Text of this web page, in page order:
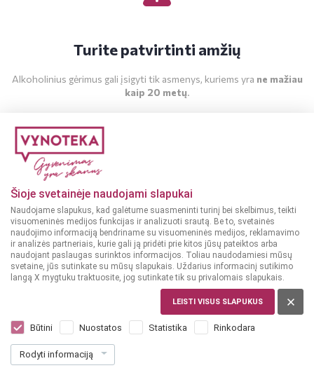
Šioje svetainėje naudojami slapukai
Naudojame slapukus, kad galėtume suasmeninti turinį bei skelbimus, teikti
visuomeninės medijos funkcijas ir analizuoti srautą. Be to, svetainės
naudojimo informaciją bendriname su visuomeninės medijos, reklamavimo
ir analizės partneriais, kurie gali ją pridėti prie kitos jūsų pateiktos arba
naudojant paslaugas surinktos informacijos. Toliau naudodamiesi mūsų
svetaine, jūs sutinkate su mūsų slapukais. Uždarius informacinį sutikimo
langą X mygtuku traktuosite, jog sutinkate tik su privalomais slapukais.
LEISTI VISUS SLAPUKUS
Būtini Nuostatos Statistika Rinkodara
Rodyti informaciją
Turite patvirtinti amžių
Alkoholinius gėrimus gali įsigyti tik asmenys, kuriems yra ne mažiau
kaip 20 metų.
Volfas Engelman Rinktinis 0,568 l
Dar nėra balsų, galite įvertinti
75